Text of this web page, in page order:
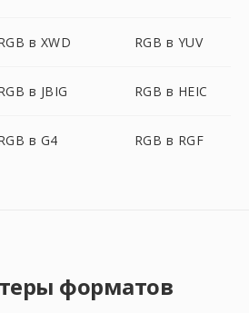
в XWD RGB в YUV
в JBIG RGB в HEIC
в G4 RGB в RGF
форматов